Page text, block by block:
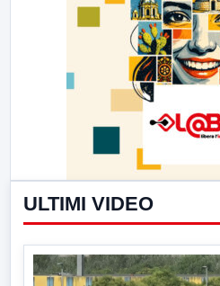
ULTIMI VIDEO